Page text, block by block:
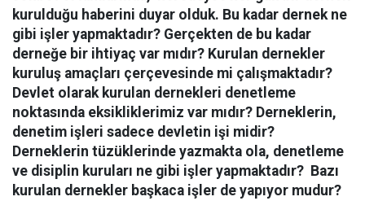
kurulduğu haberini duyar olduk. Bu kadar dernek ne
gibi işler yapmaktadır? Gerçekten de bu kadar
derneğe bir ihtiyaç var mıdır? Kurulan dernekler
kuruluş amaçları çerçevesinde mi çalışmaktadır?
Devlet olarak kurulan dernekleri denetleme
noktasında eksikliklerimiz var mıdır? Derneklerin,
denetim işleri sadece devletin işi midir?
Derneklerin tüzüklerinde yazmakta ola, denetleme
ve disiplin kuruları ne gibi işler yapmaktadır? Bazı
kurulan dernekler başkaca işler de yapıyor mudur?